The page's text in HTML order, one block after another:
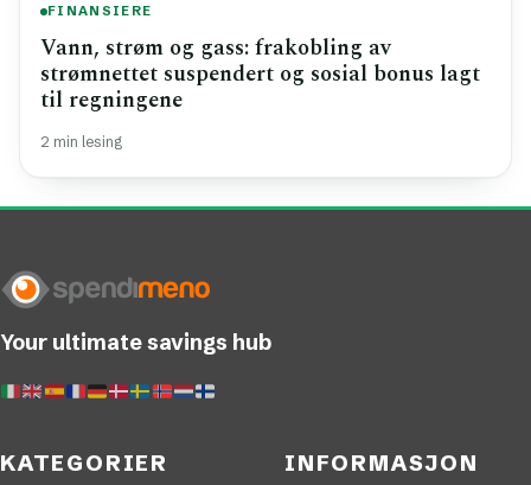
FINANSIERE
Vann, strøm og gass: frakobling av
strømnettet suspendert og sosial bonus lagt
til regningene
2 min lesing
Your ultimate savings hub
KATEGORIER INFORMASJON